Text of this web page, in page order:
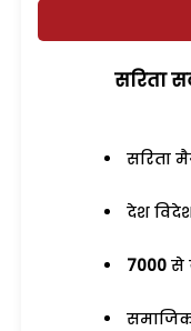
सरिता
सरिता
देश
7000 से